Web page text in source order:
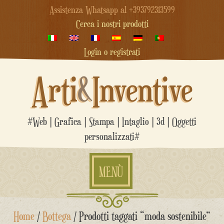
Assistenza Whatsapp al +393792313599
Cerca i nostri prodotti
Login o registrati
Arti&Inventive
#Web | Grafica | Stampa | Intaglio | 3d | Oggetti
personalizzati#
MENÙ
Salta
Home /Bottega/ Prodotti taggati “moda sostenibile”